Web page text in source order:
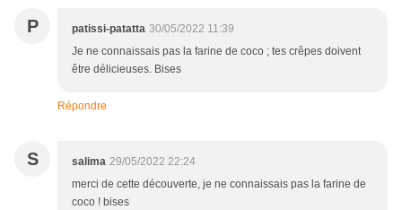
P patissi-patatta 30/05/2022 11:39
Je ne connaissais pas la farine de coco ; tes crêpes doivent
être délicieuses. Bises
Répondre
S salima 29/05/2022 22:24
merci de cette découverte, je ne connaissais pas la farine de
coco ! bises